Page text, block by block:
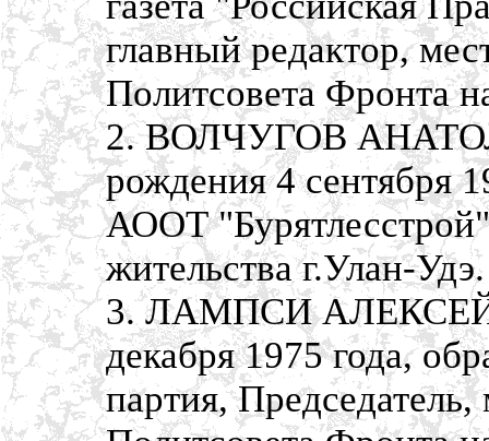
главный редактор,
Политсовета Фронта
2. ВОЛЧУГОВ
рождения 4 сентября
АООТ
жительства г.Улан-Удэ.
3. ЛАМПСИ АЛЕКСЕЙ
декабря 1975 года,
партия,